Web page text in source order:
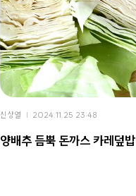
신상열 2024.11.25 23:48
양배추 듬뿍 돈까스 카레덮밥